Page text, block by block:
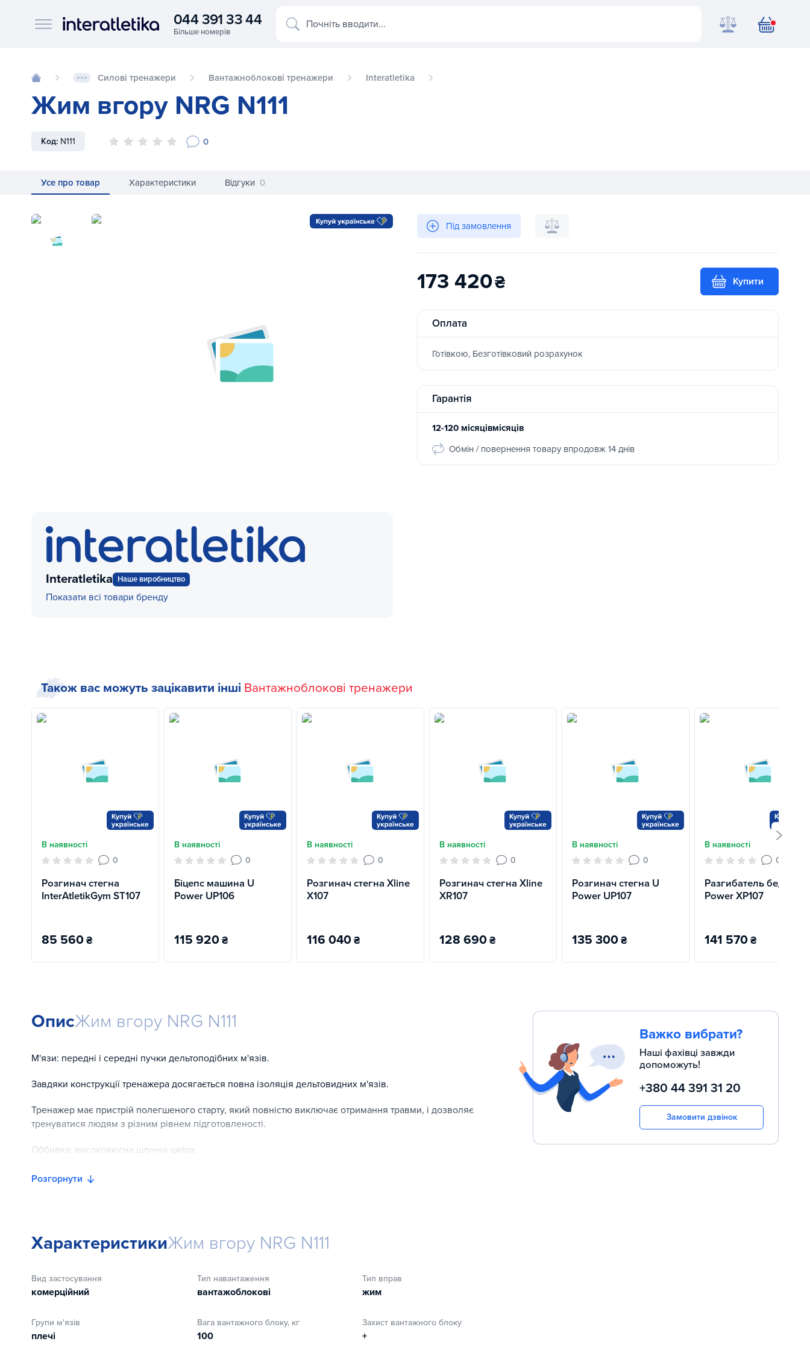
Interatletika logo
044 391 33 44 Почніть вводити...
Силові тренажери Вантажноблокові тренажери Interatletika
Жим вгору NRG N111
Код: N111 0
Усе про товар Характеристики Відгуки 0
Жим вгору NRG N111
Interatletika Наше виробництво
Показати всі товари бренду
Під замовлення
173 420₴ Купити
Оплата
Готівкою, Безготівковий розрахунок
Гарантія
12-120 місяцівмісяців
Обмін / повернення товару впродовж 14 днів
Також вас можуть зацікавити інші Вантажноблокові тренажери
В наявності
0
Розгинач стегна
InterAtletikGym ST107
85 560₴
В наявності
0
Біцепс машина U
Power UP106
115 920₴
В наявності
0
Розгинач стегна Xline
X107
116 040₴
В наявності
0
Розгинач стегна Xline
XR107
128 690₴
В наявності
0
Розгинач стегна U
Power UP107
135 300₴
В наявності
0
Разгибатель бедра X
Power XP107
141 570₴
ОписЖим вгору NRG N111
М'язи: передні і середні пучки дельтоподібних м'язів.
Завдяки конструкції тренажера досягається повна ізоляція дельтовидних м'язів.
Тренажер має пристрій полегшеного старту, який повністю виключає отримання травми, і дозволяє
тренуватися людям з різним рівнем підготовленості.
Оббивка: високоякісна штучна шкіра.
Наповнювач: використовується двошаровий пінополіуретан, стійкий до усадки, що не піддаються
Гарантійні зобов'язання:
На механічну частину тренажера ГАРАНТІЯ – 3 роки
На трос ГАРАНТІЯ – 2 роки
Розгорнути
ХарактеристикиЖим вгору NRG N111
Вид застосування
комерційний
Тип навантаження
вантажоблокові
Тип вправ
жим
Групи м'язів
плечі
Вага вантажного блоку, кг
100
Захист вантажного блоку
+
Важко вибрати?
Наші фахівці завжди
допоможуть!
+380 44 391 31 20
Замовити дзвінок